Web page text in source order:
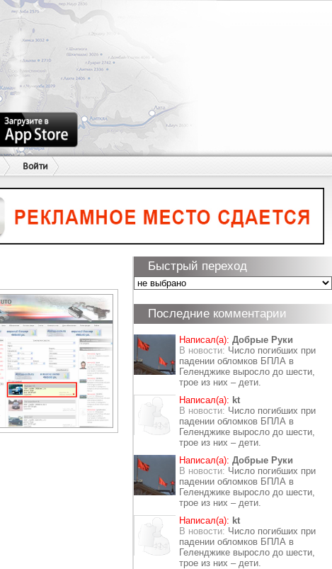
Войти
Быстрый переход
Последние комментарии
Написал(а): Добрые Руки
В новости: Число погибших при
падении обломков БПЛА в
Геленджике выросло до шести,
трое из них – дети.
Написал(а): kt
В новости: Число погибших при
падении обломков БПЛА в
Геленджике выросло до шести,
трое из них – дети.
Написал(а): Добрые Руки
В новости: Число погибших при
падении обломков БПЛА в
Геленджике выросло до шести,
трое из них – дети.
Написал(а): kt
В новости: Число погибших при
падении обломков БПЛА в
Геленджике выросло до шести,
трое из них – дети.